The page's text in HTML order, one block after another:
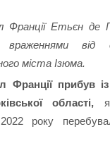
Франції Етьєн де
враженнями від
міста Ізюма.
Франції прибув
області,
року